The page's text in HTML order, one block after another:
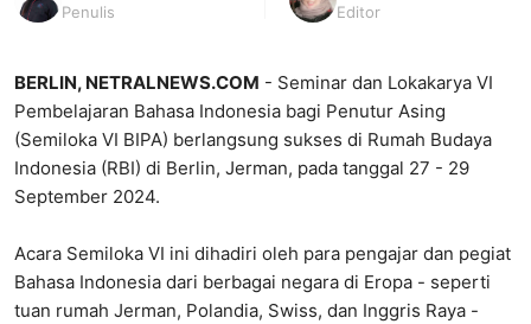
Penulis
Editor
BERLIN, NETRALNEWS.COM - Seminar dan Lokakarya VI
Pembelajaran Bahasa Indonesia bagi Penutur Asing
(Semiloka VI BIPA) berlangsung sukses di Rumah Budaya
Indonesia (RBI) di Berlin, Jerman, pada tanggal 27 - 29
September 2024.
Acara Semiloka VI ini dihadiri oleh para pengajar dan pegiat
Bahasa Indonesia dari berbagai negara di Eropa - seperti
tuan rumah Jerman, Polandia, Swiss, dan Inggris Raya -